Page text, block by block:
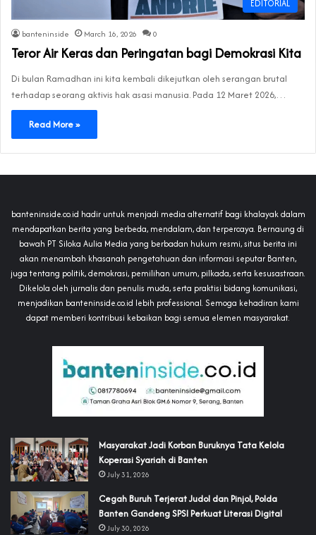
EDITORIAL
banteninside March 16, 2026 0
Teror Air Keras dan Peringatan bagi Demokrasi Kita
Di bulan Ramadhan ini kita kembali dikejutkan oleh serangan brutal
terhadap seorang aktivis hak asasi manusia. Pada 12 Maret 2026,…
Read More »
banteninside.co.id hadir untuk menjadi media alternatif bagi khalayak dalam
mendapatkan berita yang berbeda, mendalam, dan terpercaya. Bernaung di
bawah PT Siloka Aulia Media yang berbadan hukum resmi, situs berita ini
akan menambah khasanah pengetahuan dan informasi seputar Banten,
juga tentang politik, demokrasi, pemilihan umum, pilkada, serta kesusastraan.
Dikelola oleh jurnalis dan penulis muda, serta praktisi bidang komunikasi,
menjadikan banteninside.co.id lebih professional. Semoga kehadiran kami
dapat memberi kontribusi kebaikan bagi semua elemen masyarakat.
‎Masyarakat Jadi Korban Buruknya Tata Kelola
Koperasi Syariah di Banten
July 31, 2026
Cegah Buruh Terjerat Judol dan Pinjol, Polda
Banten Gandeng SPSI Perkuat Literasi Digital
July 30, 2026